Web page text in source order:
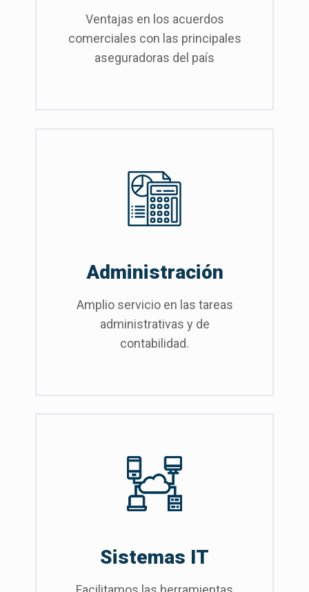
Ventajas en los acuerdos
comerciales con las principales
aseguradoras del país
Administración
Amplio servicio en las tareas
administrativas y de
contabilidad.
Sistemas IT